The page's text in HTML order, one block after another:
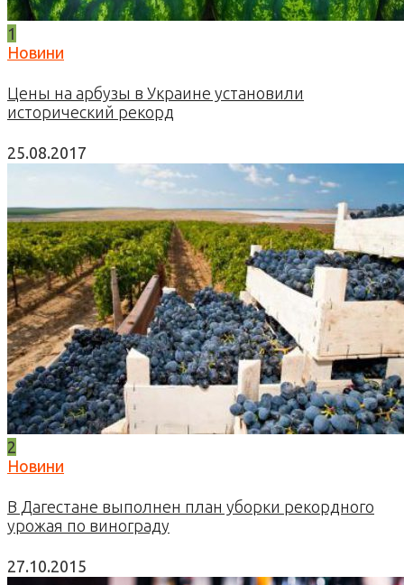
1
Новини
Цены на арбузы в Украине установили
исторический рекорд
25.08.2017
2
Новини
В Дагестане выполнен план уборки рекордного
урожая по винограду
27.10.2015